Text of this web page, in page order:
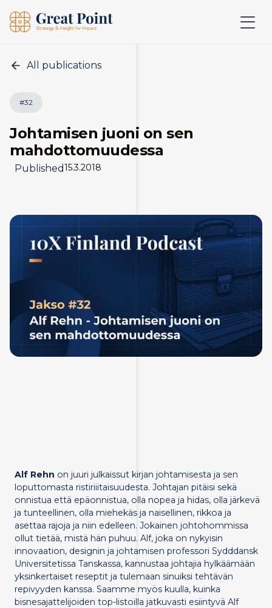
All publications
#32
Johtamisen juoni on sen
mahdottomuudessa
Published15.3.2018
Alf Rehn on juuri julkaissut kirjan johtamisesta ja sen
loputtomasta ristiriiitaisuudesta. Johtajan pitäisi sekä
onnistua että epäonnistua, olla nopea ja hidas, olla järkevä
ja tunteellinen, olla miehekäs ja naisellinen, rikkoa ja
asettaa rajoja ja niin edelleen. Jokainen johtohommissa
ollut tietää, mistä hän puhuu. Alf, joka on nykyisin
innovaation, designin ja johtamisen professori Sydddansk
Universitetissa Tanskassa, kannustaa johtajia hylkäämään
yksinkertaiset reseptit ja tulemaan sinuiksi tehtävän
repivyyden kanssa. Saamme myös kuulla, kuinka
bisnesajattelijoiden top-listoilla jatkuvasti esiintyvä Alf